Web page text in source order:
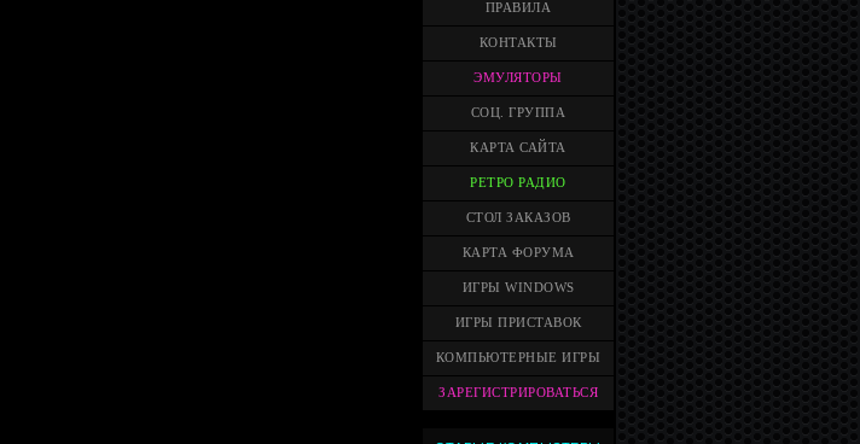
ПРАВИЛА
КОНТАКТЫ
ЭМУЛЯТОРЫ
СОЦ. ГРУППА
КАРТА САЙТА
РЕТРО РАДИО
СТОЛ ЗАКАЗОВ
КАРТА ФОРУМА
ИГРЫ WINDOWS
ИГРЫ ПРИСТАВОК
КОМПЬЮТЕРНЫЕ ИГРЫ
ЗАРЕГИСТРИРОВАТЬСЯ